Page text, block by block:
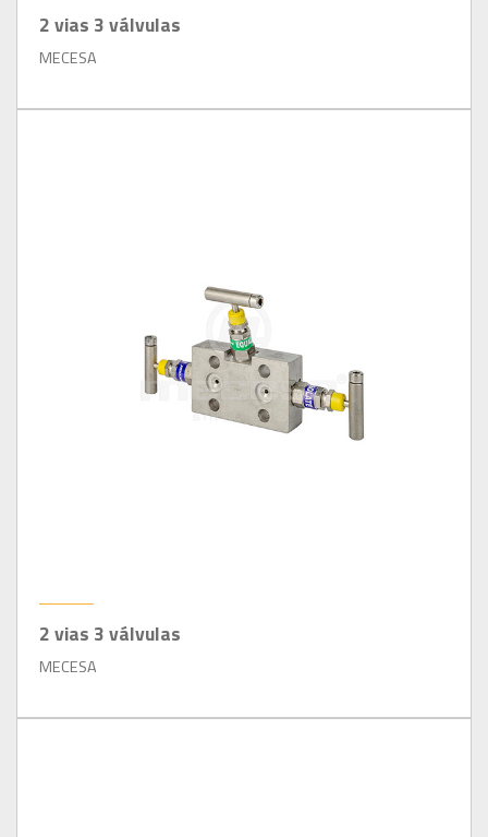
2 vias 3 válvulas
MECESA
2 vias 3 válvulas
MECESA